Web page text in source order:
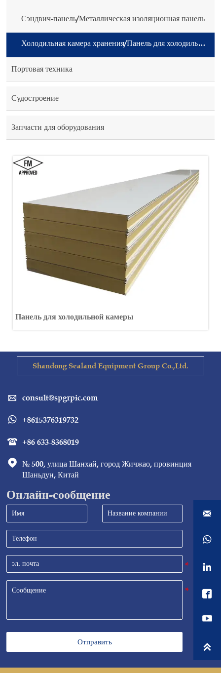
Сэндвич-панель/Металлическая изоляционная панель
Холодильная камера хранения/Панель для холодильной камеры
Портовая техника
Судостроение
Запчасти для оборудования
Панель для холодильной камеры
Shandong Sealand Equipment Group Co.,Ltd.
 consult@spgrpic.com
 +8615376319732
 +86 633-8368019
 № 500, улица Шанхай, город Жичжао, провинция
Шаньдун, Китай
Онлайн-сообщение
Отправить




